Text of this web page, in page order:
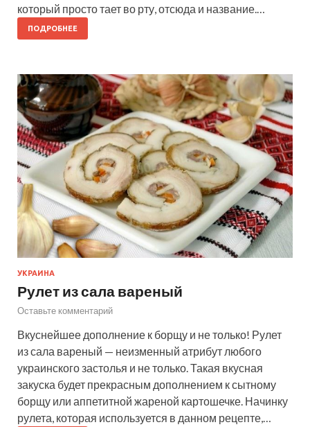
который просто тает во рту, отсюда и название.…
ПОДРОБНЕЕ
УКРАИНА
Рулет из сала вареный
Оставьте комментарий
Вкуснейшее дополнение к борщу и не только! Рулет
из сала вареный — неизменный атрибут любого
украинского застолья и не только. Такая вкусная
закуска будет прекрасным дополнением к сытному
борщу или аппетитной жареной картошечке. Начинку
рулета, которая используется в данном рецепте,…